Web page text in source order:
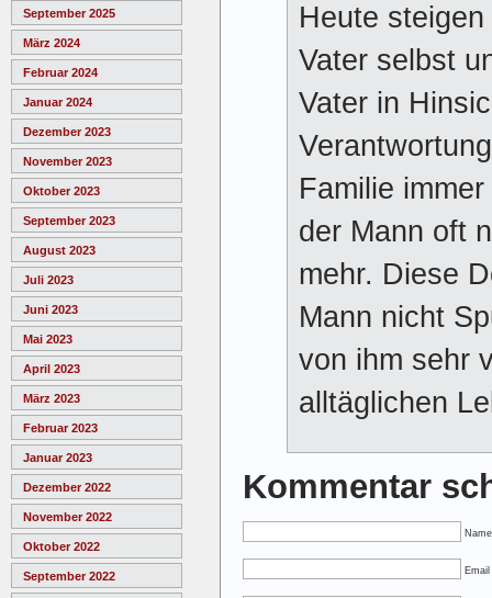
September 2025
März 2024
Februar 2024
Januar 2024
Dezember 2023
November 2023
Oktober 2023
September 2023
August 2023
Juli 2023
Juni 2023
Mai 2023
April 2023
März 2023
Februar 2023
Januar 2023
Dezember 2022
November 2022
Oktober 2022
September 2022
Heute
Vater selbst
Vater in
Familie
der Mann oft
mehr. Diese
Mann nicht
von ihm sehr
alltäglichen
Kommentar
Name